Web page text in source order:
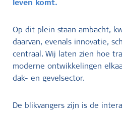
leven komt.
Op dit plein staan ambacht,
daarvan, evenals innovatie,
centraal. Wij laten zien hoe
moderne ontwikkelingen
dak- en gevelsector.
De blikvangers zijn is de